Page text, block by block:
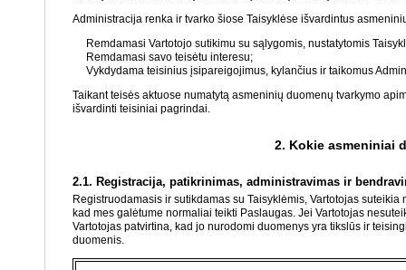
Administracija renka ir tvarko šiose Taisyklėse išvardintus
Remdamasi Vartotojo sutikimu su sąlygomis, nustatytomis
Remdamasi savo teisėtu interesu;
Vykdydama teisinius įsipareigojimus, kylančius ir taikomus
Taikant teisės aktuose numatytą asmeninių duomenų tvarkymo
išvardinti teisiniai pagrindai.
2. Kokie asmeniniai
2.1. Registracija, patikrinimas, administravimas ir
Registruodamasis ir sutikdamas su Taisyklėmis, Vartotojas
kad mes galėtume normaliai teikti Paslaugas. Jei Vartotojas
Vartotojas patvirtina, kad jo nurodomi duomenys yra tikslūs ir
duomenis.